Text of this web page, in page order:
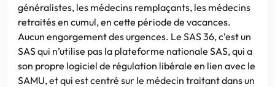
généralistes, les médecins remplaçants, les médecins
retraités en cumul, en cette période de vacances.
Aucun engorgement des urgences. Le SAS 36, c’est un
SAS qui n’utilise pas la plateforme nationale SAS, qui a
son propre logiciel de régulation libérale en lien avec le
SAMU, et qui est centré sur le médecin traitant dans un